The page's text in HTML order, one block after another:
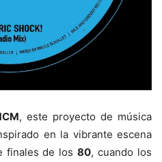
, este proyecto de música
en la vibrante escena
finales de los80, cuando los